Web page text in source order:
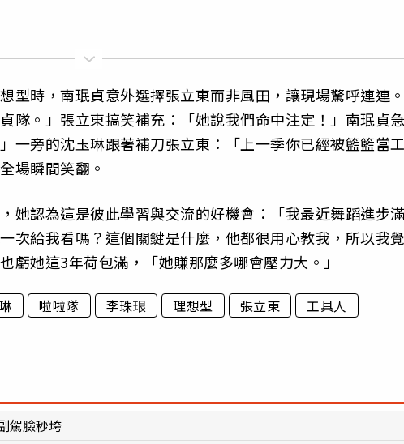
型時，南珉貞意外選擇張立東而非風田，讓現場驚呼連連。
隊。」張立東搞笑補充：「她說我們命中注定！」南珉貞急
一旁的沈玉琳跟著補刀張立東：「上一季你已經被籃籃當工
場瞬間笑翻。
她認為這是彼此學習與交流的好機會：「我最近舞蹈進步滿
次給我看嗎？這個關鍵是什麼，他都很用心教我，所以我覺
虧她這3年荷包滿，「她賺那麼多哪會壓力大。」
啦啦隊 李珠珢 理想型 張立東
工具人
駕臉秒垮